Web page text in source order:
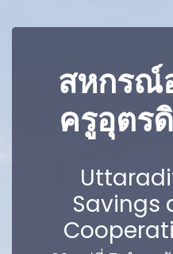
สหกรณ์
ครูอุตร
Savings